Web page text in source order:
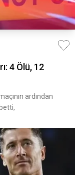
4 Ölü, 12
ardından